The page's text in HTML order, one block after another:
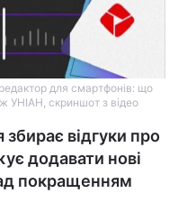
для смартфонів: що
УНІАН, скриншот з відео
відгуки про
додавати нові
покращенням